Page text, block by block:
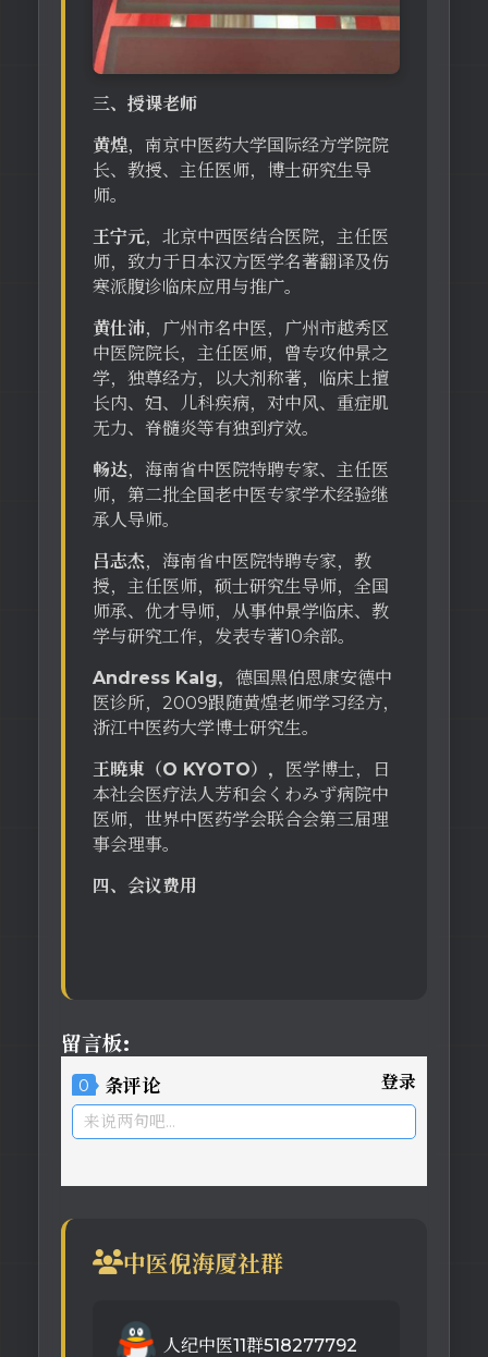
三、授课老师
黄煌，南京中医药大学国际经方学院院
长、教授、主任医师，博士研究生导
师。
王宁元，北京中西医结合医院，主任医
师，致力于日本汉方医学名著翻译及伤
寒派腹诊临床应用与推广。
黄仕沛，广州市名中医，广州市越秀区
中医院院长，主任医师，曾专攻仲景之
学，独尊经方，以大剂称著，临床上擅
长内、妇、儿科疾病，对中风、重症肌
无力、脊髓炎等有独到疗效。
畅达，海南省中医院特聘专家、主任医
师，第二批全国老中医专家学术经验继
承人导师。
吕志杰，海南省中医院特聘专家，教
授，主任医师，硕士研究生导师，全国
师承、优才导师，从事仲景学临床、教
学与研究工作，发表专著10余部。
Andress Kalg， 德国黑伯恩康安德中
医诊所，2009跟随黄煌老师学习经方，
浙江中医药大学博士研究生。
王暁東（O KYOTO）， 医学博士，日
本社会医疗法人芳和会くわみず病院中
医师，世界中医药学会联合会第三届理
事会理事。
四、会议费用
留言板:
0 条评论
登录
来说两句吧...
中医倪海厦社群
人纪中医11群518277792